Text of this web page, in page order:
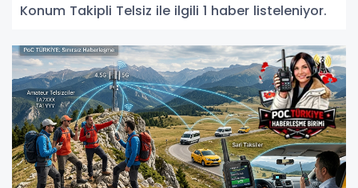
Konum Takipli Telsiz ile ilgili 1 haber listeleniyor.